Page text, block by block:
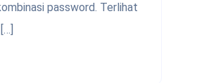
password. Terlihat